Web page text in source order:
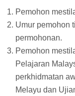
Pemohon
Umur pemohon
permohonan.
Pemohon
Pelajaran
perkhidmatan
Melayu dan